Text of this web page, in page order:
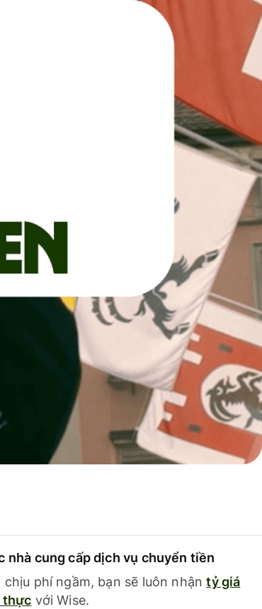
nhà cung cấp dịch vụ chuyển tiền
chịu phí ngầm, bạn sẽ luôn nhậntỷ giá
thực với Wise.